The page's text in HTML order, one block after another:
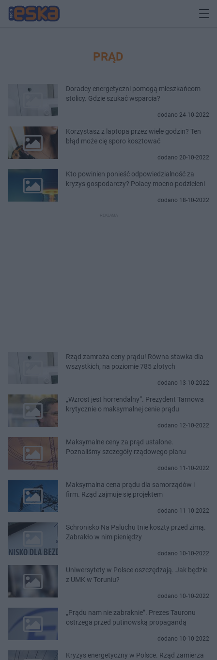
PRĄD
Doradcy energetyczni pomogą mieszkańcom
stolicy. Gdzie szukać wsparcia?
dodano 24-10-2022
Korzystasz z laptopa przez wiele godzin? Ten
błąd może cię sporo kosztować
dodano 20-10-2022
Kto powinien ponieść odpowiedzialność za
kryzys gospodarczy? Polacy mocno podzieleni
dodano 18-10-2022
Rząd zamraża ceny prądu! Równa stawka dla
wszystkich, na poziomie 785 złotych
dodano 13-10-2022
„Wzrost jest horrendalny”. Prezydent Tarnowa
krytycznie o maksymalnej cenie prądu
dodano 12-10-2022
Maksymalne ceny za prąd ustalone.
Poznaliśmy szczegóły rządowego planu
dodano 11-10-2022
Maksymalna cena prądu dla samorządów i
firm. Rząd zajmuje się projektem
dodano 11-10-2022
Schronisko Na Paluchu tnie koszty przed zimą.
Zabrakło w nim pieniędzy
dodano 10-10-2022
Uniwersytety w Polsce oszczędzają. Jak będzie
z UMK w Toruniu?
dodano 10-10-2022
„Prądu nam nie zabraknie”. Prezes Tauronu
ostrzega przed putinowską propagandą
dodano 10-10-2022
Kryzys energetyczny w Polsce. Rząd zamierza